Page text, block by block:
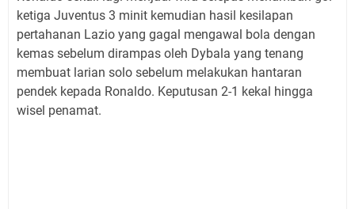
ketiga Juventus 3 minit kemudian hasil kesilapan
pertahanan Lazio yang gagal mengawal bola dengan
kemas sebelum dirampas oleh Dybala yang tenang
membuat larian solo sebelum melakukan hantaran
pendek kepada Ronaldo. Keputusan 2-1 kekal hingga
wisel penamat.